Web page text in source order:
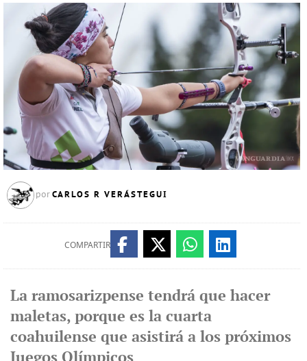
por CARLOS R VERÁSTEGUI
COMPARTIR
La ramosarizpense tendrá que hacer
maletas, porque es la cuarta
coahuilense que asistirá a los próximos